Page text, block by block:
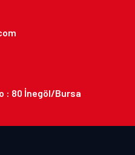
: 80 İnegöl/Bursa